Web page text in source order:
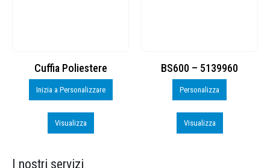
Cuffia Poliestere
Inizia a Personalizzare
Visualizza
BS600 – 5139960
Personalizza
Visualizza
I nostri servizi